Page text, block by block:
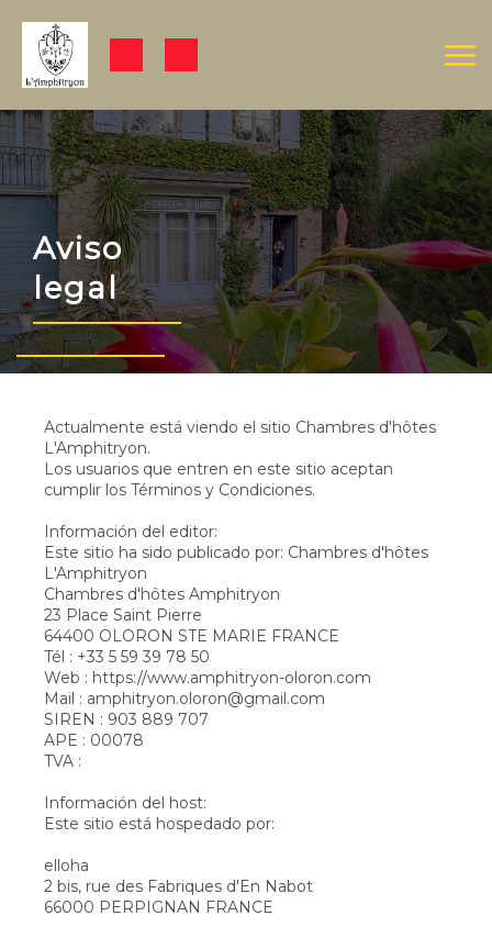
Aviso
legal
Actualmente está viendo el sitio Chambres d'hôtes
L'Amphitryon.
Los usuarios que entren en este sitio aceptan
cumplir los Términos y Condiciones.
Información del editor:
Este sitio ha sido publicado por: Chambres d'hôtes
L'Amphitryon
Chambres d'hôtes Amphitryon
23 Place Saint Pierre
64400 OLORON STE MARIE FRANCE
Tél : +33 5 59 39 78 50
Web : https://www.amphitryon-oloron.com
Mail : amphitryon.oloron@gmail.com
SIREN : 903 889 707
APE : 00078
TVA :
Información del host:
Este sitio está hospedado por:
elloha
2 bis, rue des Fabriques d'En Nabot
66000 PERPIGNAN FRANCE